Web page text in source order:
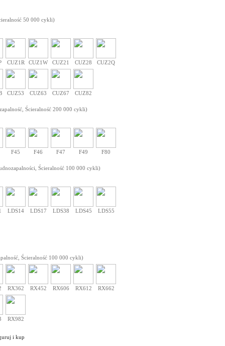
50 000 cykli)
CUZ1R CUZ1W CUZ21 CUZ28 CUZ2Q
CUZ53 CUZ63 CUZ67 CUZ82
Ścieralność 200 000 cykli)
F45 F46 F47 F49 F80
Ścieralność 100 000 cykli)
LDS14 LDS17 LDS38 LDS45 LDS55
Ścieralność 100 000 cykli)
RX362 RX452 RX606 RX612 RX662
RX982